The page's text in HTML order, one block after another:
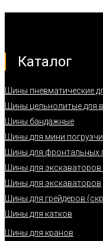
Каталог
Шины пневматические
Шины цельнолитые для
Шины бандажные
Шины для мини
Шины для фронтальных
Шины для
Шины для экскаваторов
Шины для грейдеров
Шины для катков
Шины для кранов